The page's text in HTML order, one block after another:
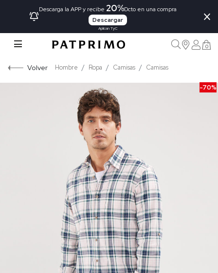
Descarga la APP y recibe 20%Dcto en una compra
Descargar
Aplican TyC
×
0
Volver Hombre Ropa Camisas Camisas
-70%